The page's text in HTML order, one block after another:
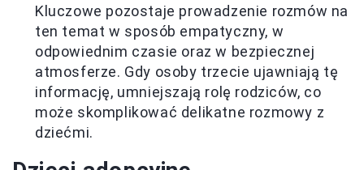
Kluczowe pozostaje prowadzenie rozmów na
ten temat w sposób empatyczny, w
odpowiednim czasie oraz w bezpiecznej
atmosferze. Gdy osoby trzecie ujawniają tę
informację, umniejszają rolę rodziców, co
może skomplikować delikatne rozmowy z
dziećmi.